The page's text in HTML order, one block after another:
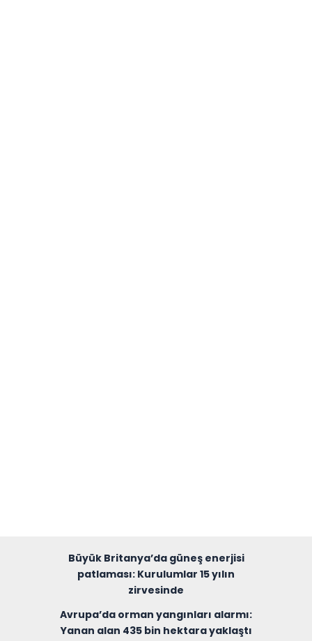
Büyük Britanya’da güneş enerjisi
patlaması: Kurulumlar 15 yılın
zirvesinde
Avrupa’da orman yangınları alarmı:
Yanan alan 435 bin hektara yaklaştı